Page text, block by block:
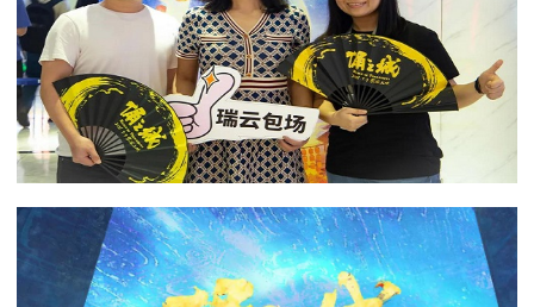
效果图客户端
效果图客户端
效果图客户端
效果图客户端
效果图客户端
效果图客户端
帮助/教程
登录